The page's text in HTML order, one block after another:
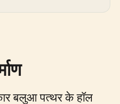
बलुआ पत्थर के हॉल